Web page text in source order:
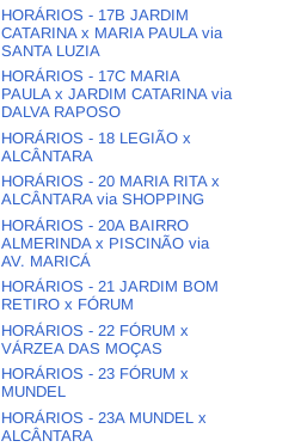
HORÁRIOS - 17B JARDIM
CATARINA x MARIA PAULA via
SANTA LUZIA
HORÁRIOS - 17C MARIA
PAULA x JARDIM CATARINA via
DALVA RAPOSO
HORÁRIOS - 18 LEGIÃO x
ALCÂNTARA
HORÁRIOS - 20 MARIA RITA x
ALCÂNTARA via SHOPPING
HORÁRIOS - 20A BAIRRO
ALMERINDA x PISCINÃO via
AV. MARICÁ
HORÁRIOS - 21 JARDIM BOM
RETIRO x FÓRUM
HORÁRIOS - 22 FÓRUM x
VÁRZEA DAS MOÇAS
HORÁRIOS - 23 FÓRUM x
MUNDEL
HORÁRIOS - 23A MUNDEL x
ALCÂNTARA